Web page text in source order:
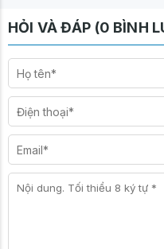
HỎI VÀ ĐÁP (0 BÌNH